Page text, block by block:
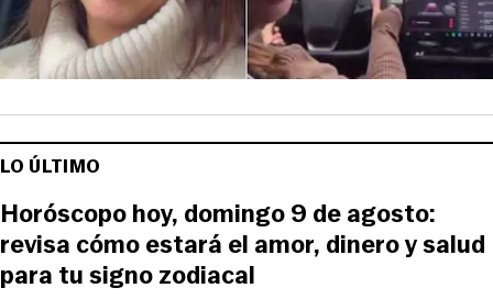
LO ÚLTIMO
Horóscopo hoy, domingo 9 de agosto:
revisa cómo estará el amor, dinero y salud
para tu signo zodiacal